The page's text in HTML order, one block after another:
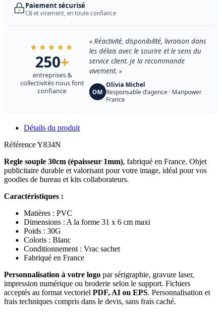
Paiement sécurisé
CB et virement, en toute confiance
★★★★★
250+
entreprises &
collectivités nous font
confiance
« Réactivité, disponibilité, livraison dans
les délais avec le sourire et le sens du
service client. Je la recommande
vivement. »
OM
Olivia Michel
Responsable d’agence · Manpower
France
Détails du produit
RéférenceY834N
Regle souple 30cm (épaisseur 1mm), fabriqué en France. Objet
publicitaire durable et valorisant pour votre image, idéal pour vos
goodies de bureau et kits collaborateurs.
Caractéristiques :
Matières : PVC
Dimensions : A la forme 31 x 6 cm maxi
Poids : 30G
Coloris : Blanc
Conditionnement : Vrac sachet
Fabriqué en France
Personnalisation à votre logo par sérigraphie, gravure laser,
impression numérique ou broderie selon le support. Fichiers
acceptés au format vectoriel PDF, AI ou EPS. Personnalisation et
frais techniques compris dans le devis, sans frais caché.